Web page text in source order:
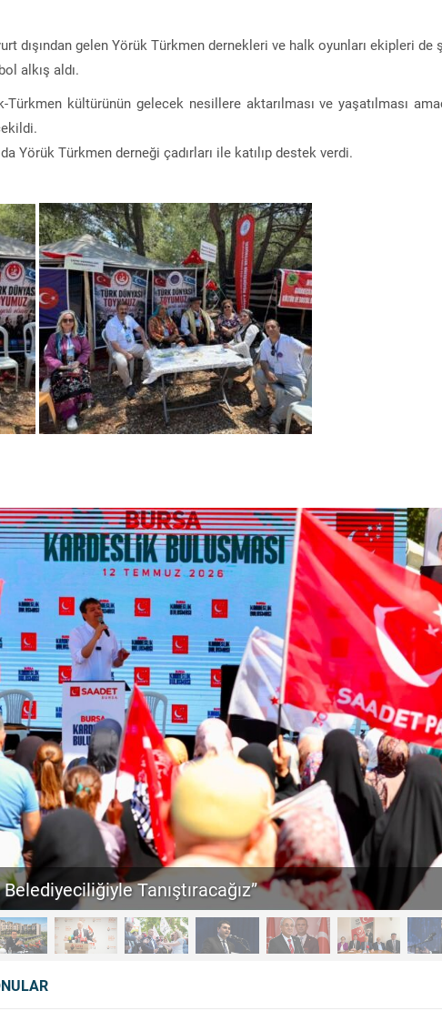
dışından gelen Yörük Türkmen dernekleri ve halk oyunları ekipleri de
alkış aldı.
kültürünün gelecek nesillere aktarılması ve yaşatılması
Yörük Türkmen derneği çadırları ile katılıp destek verdi.
Tanıştıracağız”